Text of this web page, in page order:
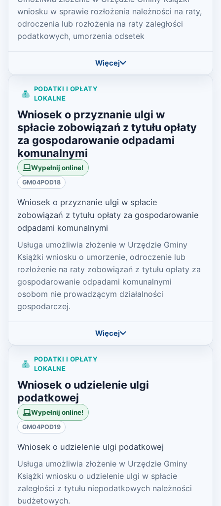
wniosku w sprawie rozłożenia należności na raty,
odroczenia lub rozłożenia na raty zaległości
podatkowych, umorzenia odsetek
Więcej
PODATKI I OPŁATY
LOKALNE
Wniosek o przyznanie ulgi w
spłacie zobowiązań z tytułu opłaty
za gospodarowanie odpadami
komunalnymi
Wypełnij online!
GM04POD18
Wniosek o przyznanie ulgi w spłacie
zobowiązań z tytułu opłaty za gospodarowanie
odpadami komunalnymi
Usługa umożliwia złożenie w Urzędzie Gminy
Książki wniosku o umorzenie, odroczenie lub
rozłożenie na raty zobowiązań z tytułu opłaty za
gospodarowanie odpadami komunalnymi
osobom nie prowadzącym działalności
gospodarczej.
Więcej
PODATKI I OPŁATY
LOKALNE
Wniosek o udzielenie ulgi
podatkowej
Wypełnij online!
GM04POD19
Wniosek o udzielenie ulgi podatkowej
Usługa umożliwia złożenie w Urzędzie Gminy
Książki wniosku o udzielenie ulgi w spłacie
zaległości z tytułu niepodatkowych należności
budżetowych.